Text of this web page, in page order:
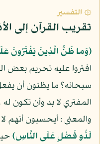
۞ التفسير
تقريب القرآن إلى
(وَما ظَنُّ الَّذِينَ يَفْتَرُونَ
افتروا عليه تحريم بعض
سبحانه؟ ما يظنون أن
المفتري لا بد وأن تكون
والمعنى : أيحسبون أنهم
لَذُو فَضْلٍ عَلَى النَّاسِ)